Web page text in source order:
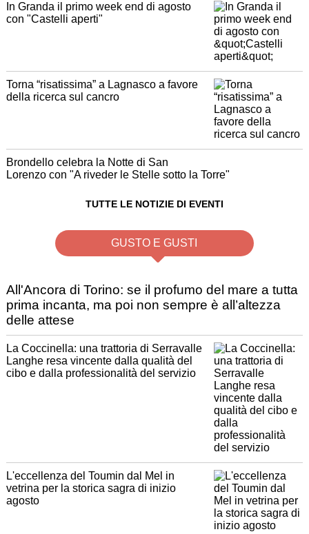
In Granda il primo week end di agosto
con "Castelli aperti"
Torna “risatissima” a Lagnasco a favore
della ricerca sul cancro
Brondello celebra la Notte di San
Lorenzo con "A riveder le Stelle sotto la Torre"
TUTTE LE NOTIZIE DI EVENTI
GUSTO E GUSTI
All'Ancora di Torino: se il profumo del mare a tutta
prima incanta, ma poi non sempre è all’altezza
delle attese
La Coccinella: una trattoria di Serravalle
Langhe resa vincente dalla qualità del
cibo e dalla professionalità del servizio
L'eccellenza del Toumin dal Mel in
vetrina per la storica sagra di inizio
agosto